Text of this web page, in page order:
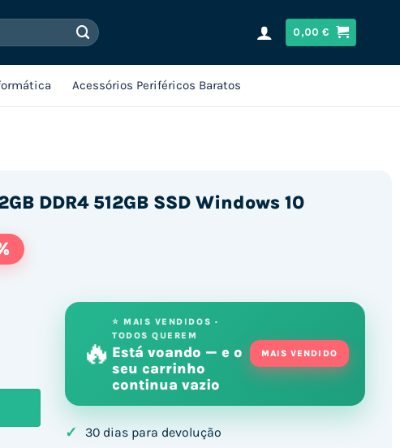
0,00€
Acessórios Periféricos Baratos
DDR4 512GB SSD Windows 10
32GB DDR4 512GB SSD Windows 10
🔥
⭐ MAIS VENDIDOS ·
TODOS QUEREM
Está voando — e o
seu carrinho
continua vazio
MAIS VENDIDO
✓ 30 dias para devolução